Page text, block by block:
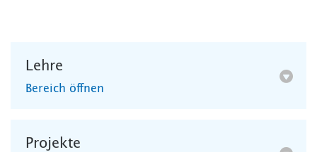
Lehre
Bereich öffnen
Projekte